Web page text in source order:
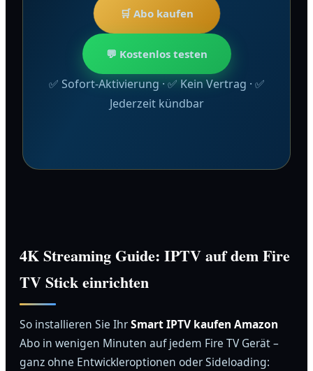
🛒 Abo kaufen
💬 Kostenlos testen
✅ Sofort-Aktivierung · ✅ Kein Vertrag · ✅
Jederzeit kündbar
4K Streaming Guide: IPTV auf dem Fire
TV Stick einrichten
So installieren Sie IhrSmart IPTV kaufen Amazon
Abo in wenigen Minuten auf jedem Fire TV Gerät –
ganz ohne Entwickleroptionen oder Sideloading: